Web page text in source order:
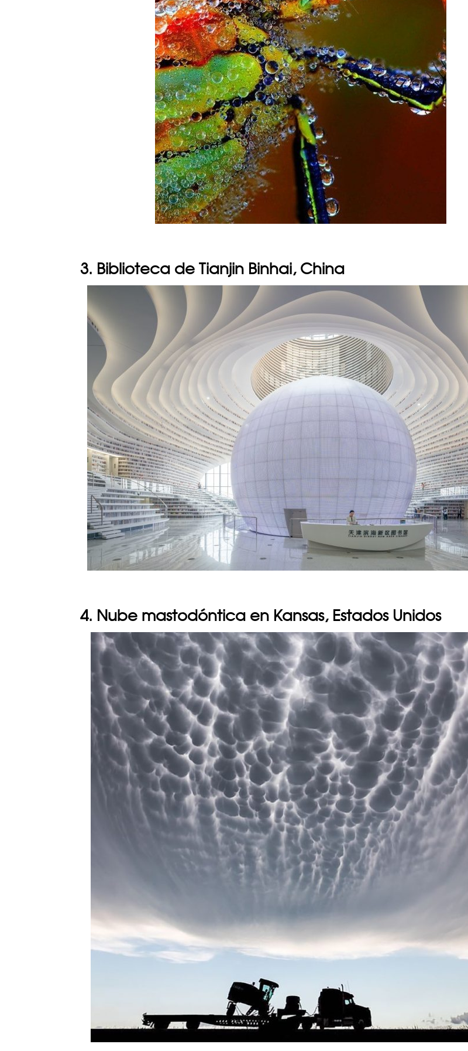
3. Biblioteca de Tianjin Binhai, China
4. Nube mastodóntica en Kansas, Estados Unidos